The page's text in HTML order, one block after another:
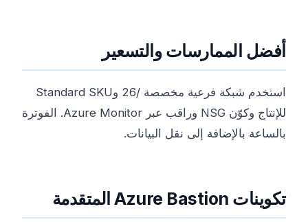
أفضل الممارسات والتسعير
استخدم شبكة فرعية مخصصة /26 وStandard SKU
للإنتاج وكوّن NSG وراقب عبر Azure Monitor. الفوترة
بالساعة بالإضافة إلى نقل البيانات.
تكوينات Azure Bastion المتقدمة